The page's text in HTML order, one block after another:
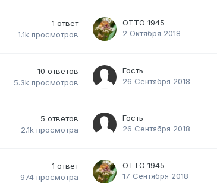
1 ответ
1.1k просмотров
ОТТО 1945
2 Октября 2018
10 ответов
5.3k просмотров
Гость
26 Сентября 2018
5 ответов
2.1k просмотра
Гость
26 Сентября 2018
1 ответ
974 просмотра
ОТТО 1945
17 Сентября 2018